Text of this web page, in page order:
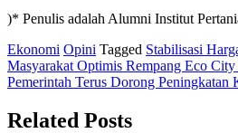
)* Penulis adalah Alumni Institut
Ekonomi Opini Tagged Stabilisasi
Post
navigation
Masyarakat Optimis Rempang Eco
Pemerintah Terus Dorong Peningkatan
Related Posts